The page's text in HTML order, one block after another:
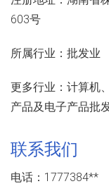
603号
所属行业： 批发业
更多行业： 计算机
产品及电子产品批
联系我们
电话：1777384**